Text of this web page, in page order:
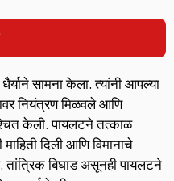
सामना केला. त्यांनी आपल्या
नियंत्रण मिळवले आणि
केली. पायलटने तत्काळ
दिली आणि विमानाचे
बिघाड असूनही पायलटने